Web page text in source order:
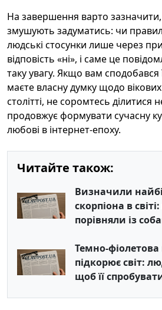
На завершення варто зазначити,
змушують задуматись: чи
людські стосунки лише через
відповість «ні», і саме це
таку увагу. Якщо вам сподобався
маєте власну думку щодо
столітті, не соромтесь
продовжує формувати сучасну
любові в інтернет-епоху.
Читайте також:
Визначили
скорпіона в
порівняли із
Темно-
підкорює світ:
щоб її